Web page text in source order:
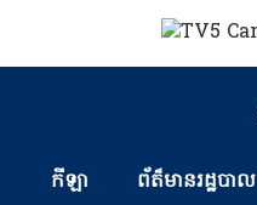
កីឡា ព័ត៏មានរដ្ឋបាល